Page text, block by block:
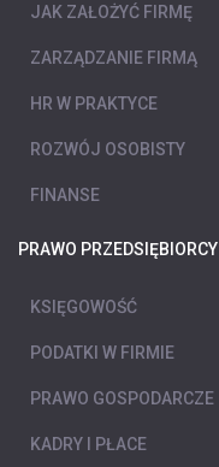
JAK ZAŁOŻYĆ FIRMĘ
ZARZĄDZANIE FIRMĄ
HR W PRAKTYCE
ROZWÓJ OSOBISTY
FINANSE
PRAWO PRZEDSIĘBIORCY
KSIĘGOWOŚĆ
PODATKI W FIRMIE
PRAWO GOSPODARCZE
KADRY I PŁACE